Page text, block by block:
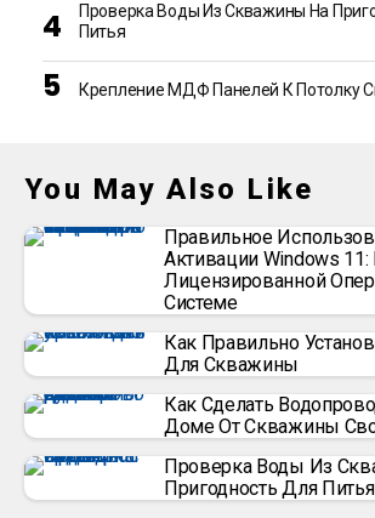
Проверка Воды Из Скважины На
Питья
Крепление МДФ Панелей К Потолку
You May Also Like
Правильное
Активации Windows
Лицензированной
Системе
Как Правильно
Для Скважины
Как Сделать
Доме От Скважины
Проверка Воды Из
Пригодность Для Питья